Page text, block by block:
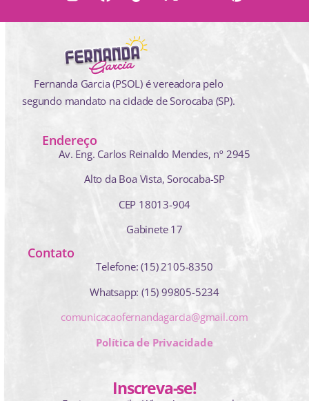
Fernanda Garcia (PSOL) é vereadora pelo
segundo mandato na cidade de Sorocaba (SP).
Endereço
Av. Eng. Carlos Reinaldo Mendes, nº 2945
Alto da Boa Vista, Sorocaba-SP
CEP 18013-904
Gabinete 17
Contato
Telefone: (15) 2105-8350
Whatsapp: (15) 99805-5234
comunicacaofernandagarcia@gmail.com
Política de Privacidade
Inscreva-se!